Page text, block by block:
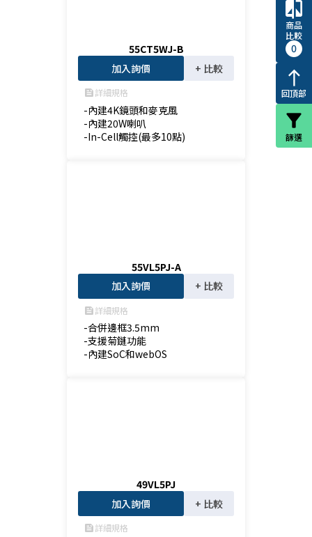
55CT5WJ-B
加入詢價
+ 比較
feed詳細規格
-內建4K鏡頭和麥克風
-內建20W喇叭
-In-Cell觸控(最多10點)
55VL5PJ-A
加入詢價
+ 比較
feed詳細規格
-合併邊框3.5mm
-支援菊鏈功能
-內建SoC和webOS
49VL5PJ
加入詢價
+ 比較
feed詳細規格
compare
商品
比較
0
north
回頂部
filter_alt
篩選